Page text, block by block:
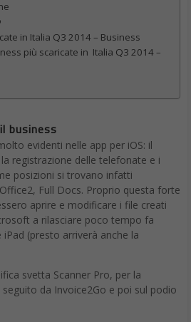
in Italia Q3 2014 – Business
più scaricate in Italia Q3 2014 –
business
evidenti nelle app per iOS: il
registrazione delle telefonate e i
posizioni si trovano infatti
Full Docs. Proprio questa forte
aprire e modificare i file creati
a rilasciare poco tempo fa
(presto arriverà anche la
svetta Scanner Pro, per la
da Invoice2Go e poi sul podio